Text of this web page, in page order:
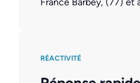
RÉACTIVITÉ